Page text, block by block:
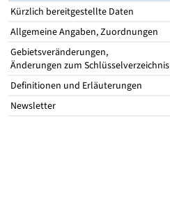
Kürzlich bereitgestellte Daten
Allgemeine Angaben, Zuordnungen
Gebietsveränderungen,
Änderungen zum Schlüsselverzeichnis
Definitionen und Erläuterungen
Newsletter